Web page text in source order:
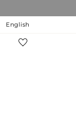
English